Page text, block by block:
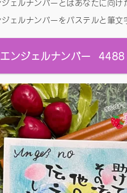
ジェルナンバーをパステルと筆
エンジェルナンバー 4488